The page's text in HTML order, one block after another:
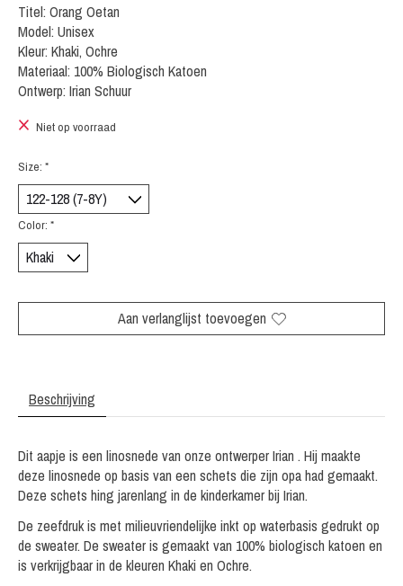
Titel: Orang Oetan
Model: Unisex
Kleur: Khaki, Ochre
Materiaal: 100% Biologisch Katoen
Ontwerp: Irian Schuur
Niet op voorraad
Size: *
Color: *
Aan verlanglijst toevoegen
Beschrijving
Dit aapje is een linosnede van onze ontwerper Irian . Hij maakte
deze linosnede op basis van een schets die zijn opa had gemaakt.
Deze schets hing jarenlang in de kinderkamer bij Irian.
De zeefdruk is met milieuvriendelijke inkt op waterbasis gedrukt op
de sweater. De sweater is gemaakt van 100% biologisch katoen en
is verkrijgbaar in de kleuren Khaki en Ochre.